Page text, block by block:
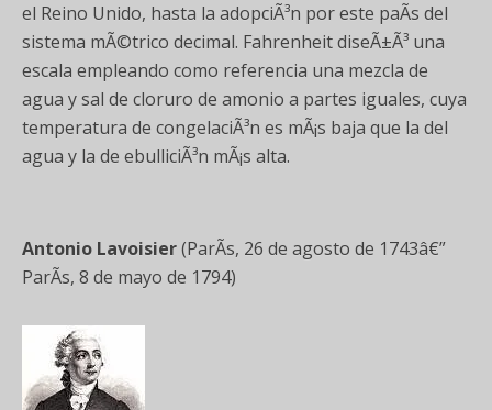
el Reino Unido, hasta la adopciÃ³n por este paÃ­s del
sistema mÃ©trico decimal. Fahrenheit diseÃ±Ã³ una
escala empleando como referencia una mezcla de
agua y sal de cloruro de amonio a partes iguales, cuya
temperatura de congelaciÃ³n es mÃ¡s baja que la del
agua y la de ebulliciÃ³n mÃ¡s alta.
Antonio Lavoisier(ParÃ­s, 26 de agosto de 1743â€”
ParÃ­s, 8 de mayo de 1794)